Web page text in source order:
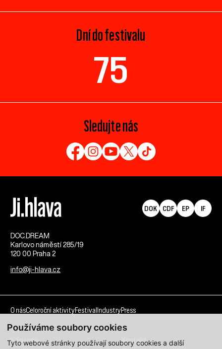
Používáme soubory cookies
Tyto webové stránky používají soubory cookies a další
Dní do festivalu
75
Sledujte nás
DOC.DREAM​
Karlovo náměstí 285/19
120 00 Praha 2
info@ji-hlava.cz
DOK CDF EP IF
O násCeloroční aktivityFestival IndustryPress
Kdo jsme Kontakt